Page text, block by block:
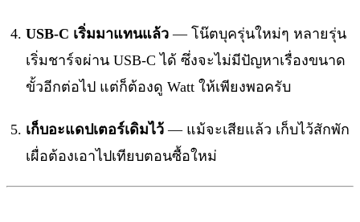
USB-C เริ่มมาแทนแล้ว — โน๊ตบุครุ่นใหม่ๆ หลายรุ่น
เริ่มชาร์จผ่าน USB-C ได้ ซึ่งจะไม่มีปัญหาเรื่องขนาด
ขั้วอีกต่อไป แต่ก็ต้องดู Watt ให้เพียงพอครับ
เก็บอะแดปเตอร์เดิมไว้ — แม้จะเสียแล้ว เก็บไว้สักพัก
เผื่อต้องเอาไปเทียบตอนซื้อใหม่